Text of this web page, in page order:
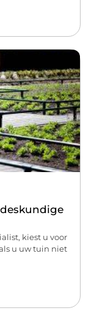
kiest u voor
u uw tuin niet